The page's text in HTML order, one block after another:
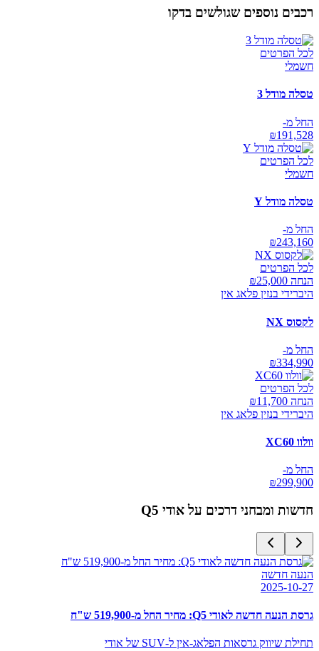
רכבים נוספים שגולשים בדקו
לכל הפרטים
חשמלי
טסלה מודל 3
החל מ-
₪191,528
לכל הפרטים
חשמלי
טסלה מודל Y
החל מ-
₪243,160
לכל הפרטים
הנחה ₪ 25,000
היברידי בנזין פלאג אין
לקסוס NX
החל מ-
₪334,990
לכל הפרטים
הנחה ₪ 11,700
היברידי בנזין פלאג אין
וולוו XC60
החל מ-
₪299,900
חדשות ומבחני דרכים על אודי Q5
הנעה חדשה
2025-10-27
גרסת הנעה חדשה לאודי Q5: מחיר החל מ-519,900 ש"ח
תחילת שיווק גרסאות הפלאג-אין ל-SUV של אודי